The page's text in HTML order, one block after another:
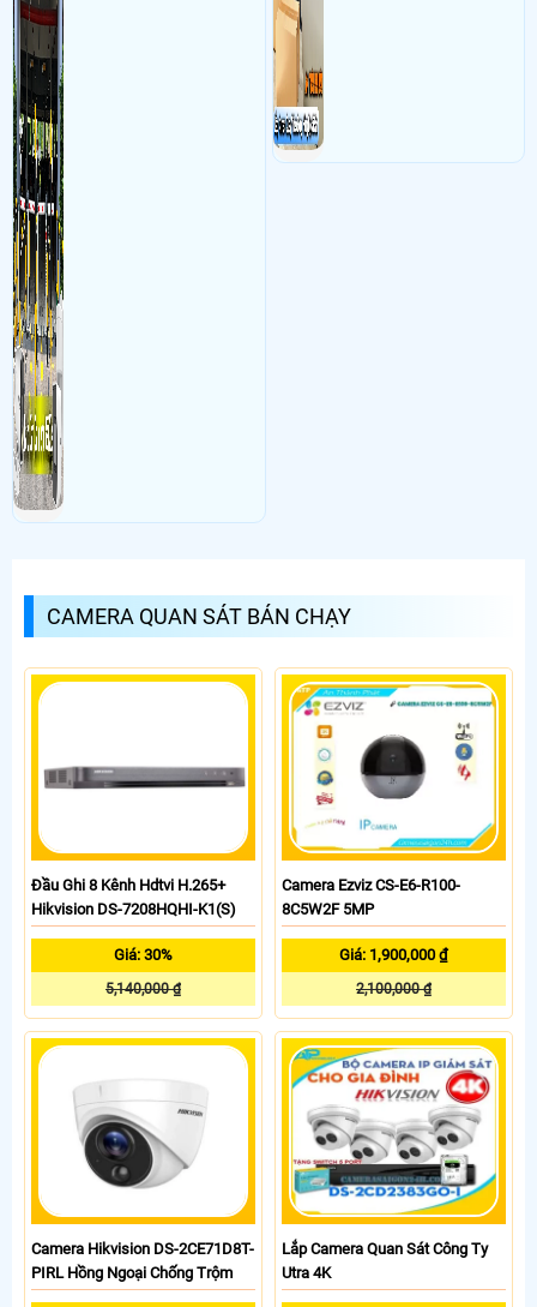
CAMERA QUAN SÁT BÁN CHẠY
Đầu Ghi 8 Kênh Hdtvi H.265+
Hikvision DS-7208HQHI-K1(S)
Giá: 30%
5,140,000 ₫
Camera Ezviz CS-E6-R100-
8C5W2F 5MP
Giá: 1,900,000 ₫
2,100,000 ₫
Camera Hikvision DS-2CE71D8T-
PIRL Hồng Ngoại Chống Trộm
Lắp Camera Quan Sát Công Ty
Utra 4K